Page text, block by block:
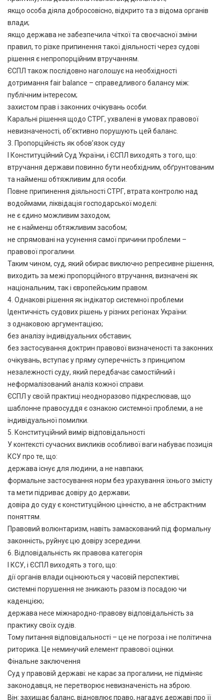
якщо особа діяла добросовісно, відкрито та з відома органів
влади;
якщо держава не забезпечила чіткої та своєчасної зміни
правил, то різке припинення такої діяльності через судові
рішення є непропорційним втручанням.
ЄСПЛ також послідовно наголошує на необхідності
дотримання fair balance – справедливого балансу між:
публічним інтересом;
захистом прав і законних очікувань особи.
Каральні рішення щодо СТРГ, ухвалені в умовах правової
невизначеності, об’єктивно порушують цей баланс.
3. Пропорційність як обов’язок суду
І Конституційний Суд України, і ЄСПЛ виходять з того, що:
втручання держави повинно бути необхідним, обґрунтованим
та найменш обтяжливим для особи.
Повне припинення діяльності СТРГ, втрата контролю над
водоймами, ліквідація господарської моделі:
не є єдино можливим заходом;
не є найменш обтяжливим засобом;
не спрямовані на усунення самої причини проблеми –
правової прогалини.
Таким чином, суд, який обирає виключно репресивне рішення,
виходить за межі пропорційного втручання, визначені як
національним, так і європейським правом.
4. Однакові рішення як індікатор системної проблеми
Ідентичність судових рішень у різних регіонах України:
з однаковою аргументацією;
без аналізу індивідуальних обставин;
без застосування доктрин правової визначеності та законних
очікувань, вступає у пряму суперечність з принципом
незалежності суду, який передбачає самостійний і
неформалізований аналіз кожної справи.
ЄСПЛ у своїй практиці неодноразово підкреслював, що
шаблонне правосуддя є ознакою системної проблеми, а не
індивідуальної помилки.
5. Конституційний вимір відповідальності
У контексті сучасних викликів особливої ваги набуває позиція
КСУ про те, що:
держава існує для людини, а не навпаки;
формальне застосування норм без урахування їхнього змісту
та мети підриває довіру до держави;
довіра до суду є конституційною цінністю, а не абстрактним
поняттям.
Правовий волюнтаризм, навіть замаскований під формальну
законність, руйнує цю довіру зсередини.
6. Відповідальність як правова категорія
І КСУ, і ЄСПЛ виходять з того, що:
дії органів влади оцінюються у часовій перспективі;
системні порушення не зникають разом із посадою чи
каденцією;
держава несе міжнародно-правову відповідальність за
практику своїх судів.
Тому питання відповідальності – це не погроза і не політична
риторика. Це неминучий елемент правової оцінки.
Фінальне заключення
Суд у правовій державі: не карає за прогалини, не підміняє
законодавця, не перетворює невизначеність на зброю.
Він: захищає баланс, відновлює право, нагадує державі про її